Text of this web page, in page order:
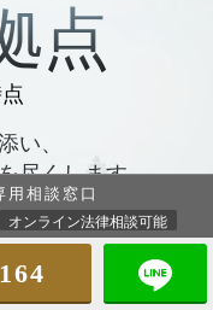
点
い、
尽くします
相談窓口
オンライン法律相談可能